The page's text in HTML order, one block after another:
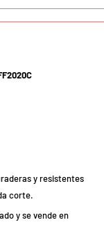
y resistentes
corte.
y se vende en